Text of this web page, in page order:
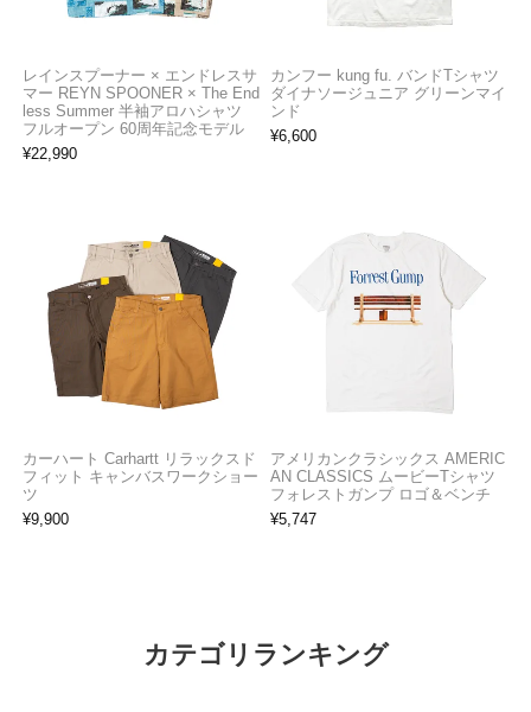
レインスプーナー × エンドレスサ
マー REYN SPOONER × The End
less Summer 半袖アロハシャツ
フルオープン 60周年記念モデル
¥22,990
カンフー kung fu. バンドTシャツ
ダイナソージュニア グリーンマイ
ンド
¥6,600
カーハート Carhartt リラックスド
フィット キャンバスワークショー
ツ
¥9,900
アメリカンクラシックス AMERIC
AN CLASSICS ムービーTシャツ
フォレストガンプ ロゴ＆ベンチ
¥5,747
カテゴリランキング